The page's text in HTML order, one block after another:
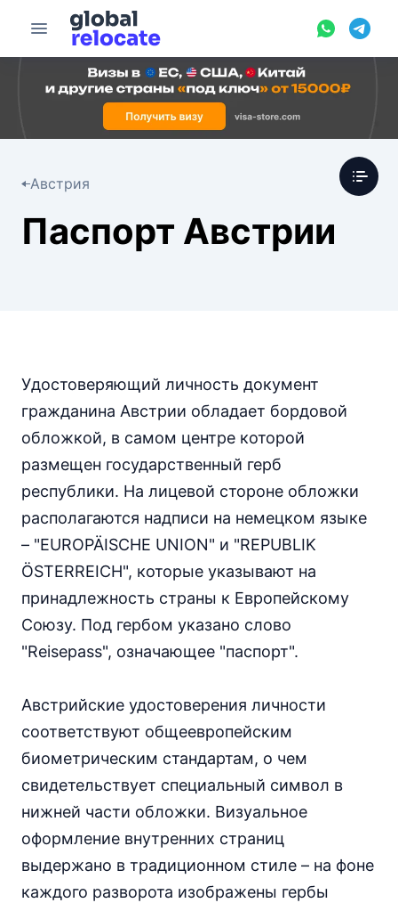
Австрия
Паспорт Австрии
Удостоверяющий личность документ
гражданина Австрии обладает бордовой
обложкой, в самом центре которой
размещен государственный герб
республики. На лицевой стороне обложки
располагаются надписи на немецком языке
– "EUROPÄISCHE UNION" и "REPUBLIK
ÖSTERREICH", которые указывают на
принадлежность страны к Европейскому
Союзу. Под гербом указано слово
"Reisepass", означающее "паспорт".
Австрийские удостоверения личности
соответствуют общеевропейским
биометрическим стандартам, о чем
свидетельствует специальный символ в
нижней части обложки. Визуальное
оформление внутренних страниц
выдержано в традиционном стиле – на фоне
каждого разворота изображены гербы